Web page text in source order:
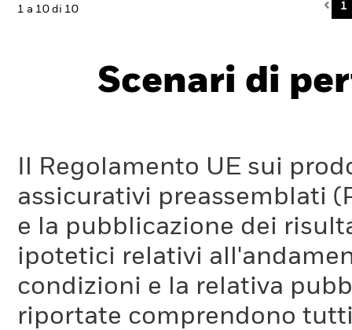
1 a 10 di 10 1
Scenari di
Il Regolamento UE sui
assicurativi preassemblati
e la pubblicazione dei
ipotetici relativi
condizioni e la relativa
riportate comprendono